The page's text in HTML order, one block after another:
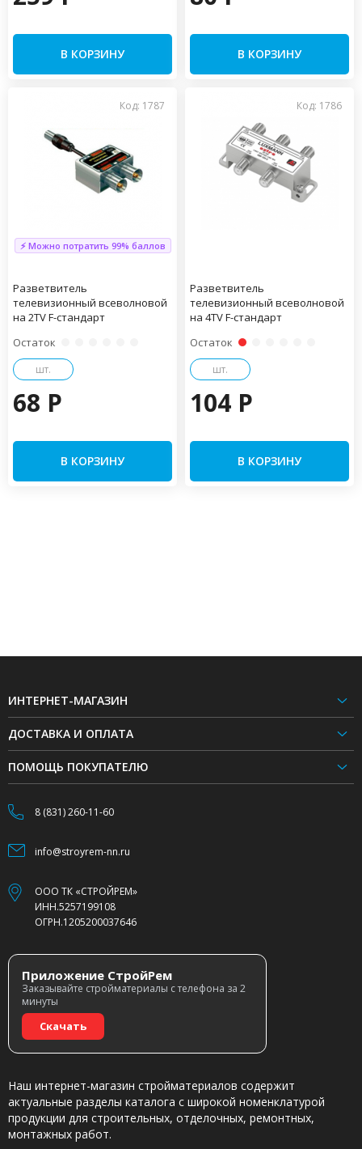
В КОРЗИНУ В КОРЗИНУ
Код: 1787
⚡ Можно потратить 99% баллов
Разветвитель
телевизионный всеволновой
на 2TV F-стандарт
Остаток
шт.
68 P
В КОРЗИНУ
Код: 1786
Разветвитель
телевизионный всеволновой
на 4TV F-стандарт
Остаток
шт.
104 P
В КОРЗИНУ
ИНТЕРНЕТ-МАГАЗИН
ДОСТАВКА И ОПЛАТА
ПОМОЩЬ ПОКУПАТЕЛЮ
8 (831) 260-11-60
info@stroyrem-nn.ru
ООО ТК «СТРОЙРЕМ»
ИНН.5257199108
ОГРН.1205200037646
Приложение СтройРем
Заказывайте стройматериалы с телефона за 2
минуты
Скачать
Наш интернет-магазин стройматериалов содержит
актуальные разделы каталога с широкой номенклатурой
продукции для строительных, отделочных, ремонтных,
монтажных работ.